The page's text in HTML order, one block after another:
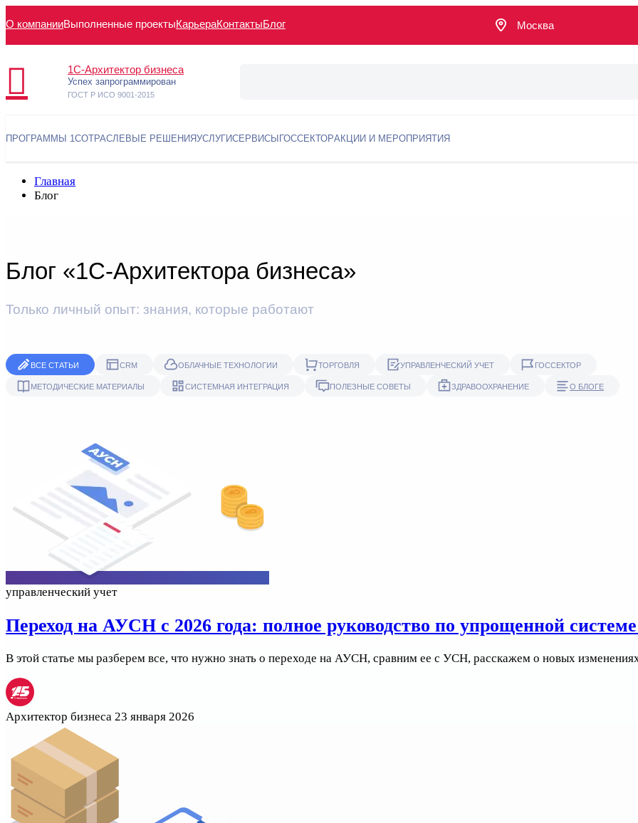
О компанииВыполненные проектыКарьераКонтактыБлог Москва
1С-Архитектор бизнеса
Успех запрограммирован
ГОСТ Р ИСО 9001-2015
ПРОГРАММЫ 1СОТРАСЛЕВЫЕ РЕШЕНИЯУСЛУГИСЕРВИСЫ ГОССЕКТОРАКЦИИ И МЕРОПРИЯТИЯ
Главная
Блог
Блог «1С-Архитектора бизнеса»
Только личный опыт: знания, которые работают
ВСЕ СТАТЬИ CRM ОБЛАЧНЫЕ ТЕХНОЛОГИИ ТОРГОВЛЯ УПРАВЛЕНЧЕСКИЙ УЧЕТ ГОССЕКТОР
МЕТОДИЧЕСКИЕ МАТЕРИАЛЫ СИСТЕМНАЯ ИНТЕГРАЦИЯ ПОЛЕЗНЫЕ СОВЕТЫ ЗДРАВООХРАНЕНИЕ О БЛОГЕ
управленческий учет
Переход на АУСН с 2026 года: полное руководство по упрощенной
В этой статье мы разберем все, что нужно знать о переходе на АУСН, сравним ее с УСН, расскажем о новых
Архитектор бизнеса 23 января 2026